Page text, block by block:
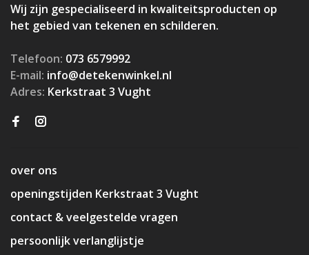
Wij zijn gespecialiseerd in kwaliteitsproducten op
het gebied van tekenen en schilderen.
Telefoon: 073 6579992
E-mail: info@detekenwinkel.nl
Adres: Kerkstraat 3 Vught
over ons
openingstijden Kerkstraat 3 Vught
contact & veelgestelde vragen
persoonlijk verlanglijstje